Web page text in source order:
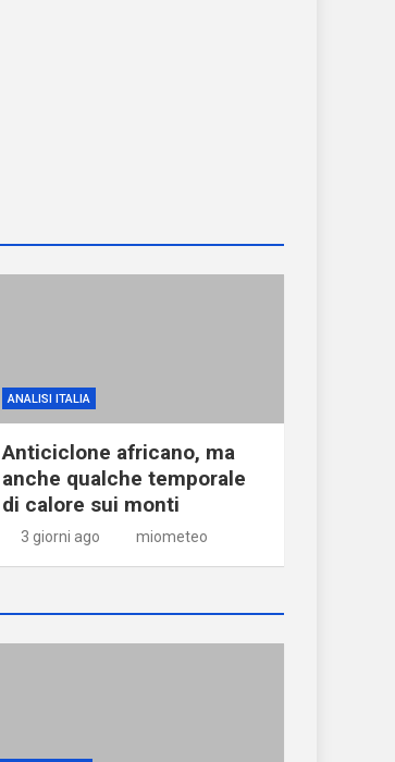
ANALISI ITALIA
Anticiclone africano, ma
anche qualche temporale
di calore sui monti
3 giorni ago miometeo